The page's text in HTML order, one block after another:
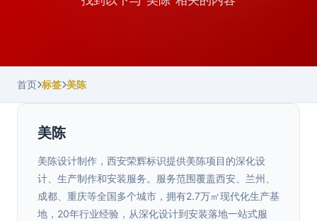
首页 标签 美陈
美陈
美陈设计制作，西安荣辉标识提供美陈项目的深化设
计、生产制作和安装服务。服务范围覆盖西安、兰州、
成都、重庆等全国多个城市，拥有2.7万㎡现代化生产基
地，20年行业经验，从深化设计到安装落地一站式服